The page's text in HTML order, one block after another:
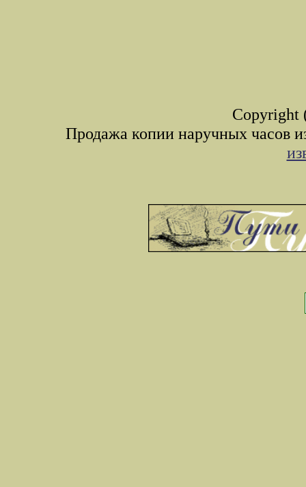
Copyright
Продажа копии наручных часов